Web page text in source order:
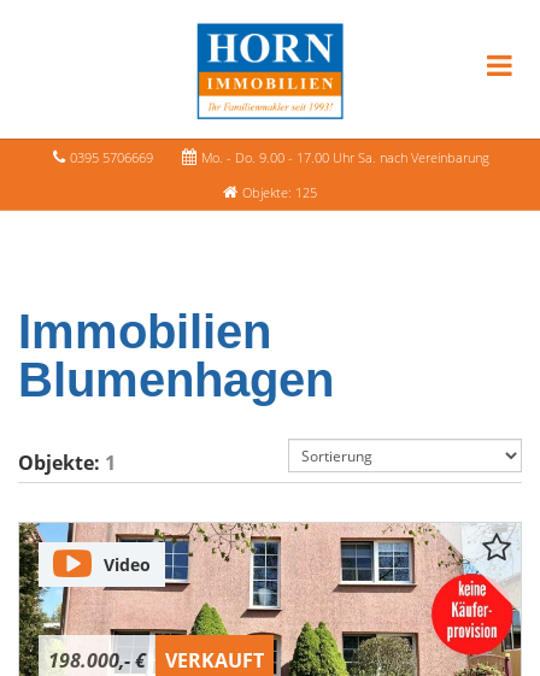
0395 5706669
Mo. - Do. 9.00 - 17.00 Uhr Sa. nach Vereinbarung
Objekte: 125
Immobilien
Blumenhagen
Objekte: 1
198.000,- € VERKAUFT
Video